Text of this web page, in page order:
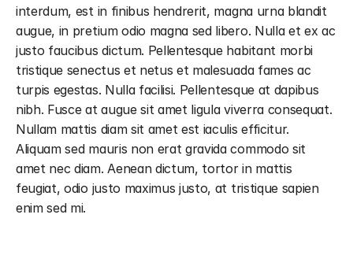
interdum, est in finibus hendrerit, magna urna blandit
augue, in pretium odio magna sed libero. Nulla et ex ac
justo faucibus dictum. Pellentesque habitant morbi
tristique senectus et netus et malesuada fames ac
turpis egestas. Nulla facilisi. Pellentesque at dapibus
nibh. Fusce at augue sit amet ligula viverra consequat.
Nullam mattis diam sit amet est iaculis efficitur.
Aliquam sed mauris non erat gravida commodo sit
amet nec diam. Aenean dictum, tortor in mattis
feugiat, odio justo maximus justo, at tristique sapien
enim sed mi.